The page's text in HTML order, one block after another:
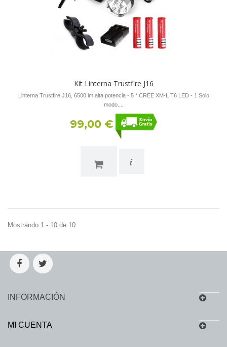
Kit Linterna Trustfire J16
Linterna Trustfire J16, 6500 lm alta potencia - 5 * CREE XM-L T6 LED - 1 Solo
modo....
99,00 €
i
Mostrando 1 - 10 de 10
INFORMACIÓN
MI CUENTA